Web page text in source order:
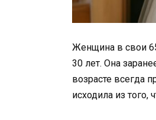
Женщина в свои
30 лет. Она
возрасте всегда
исходила из